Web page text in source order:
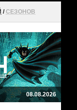
/СЕЗОНОВ
08.08.2026